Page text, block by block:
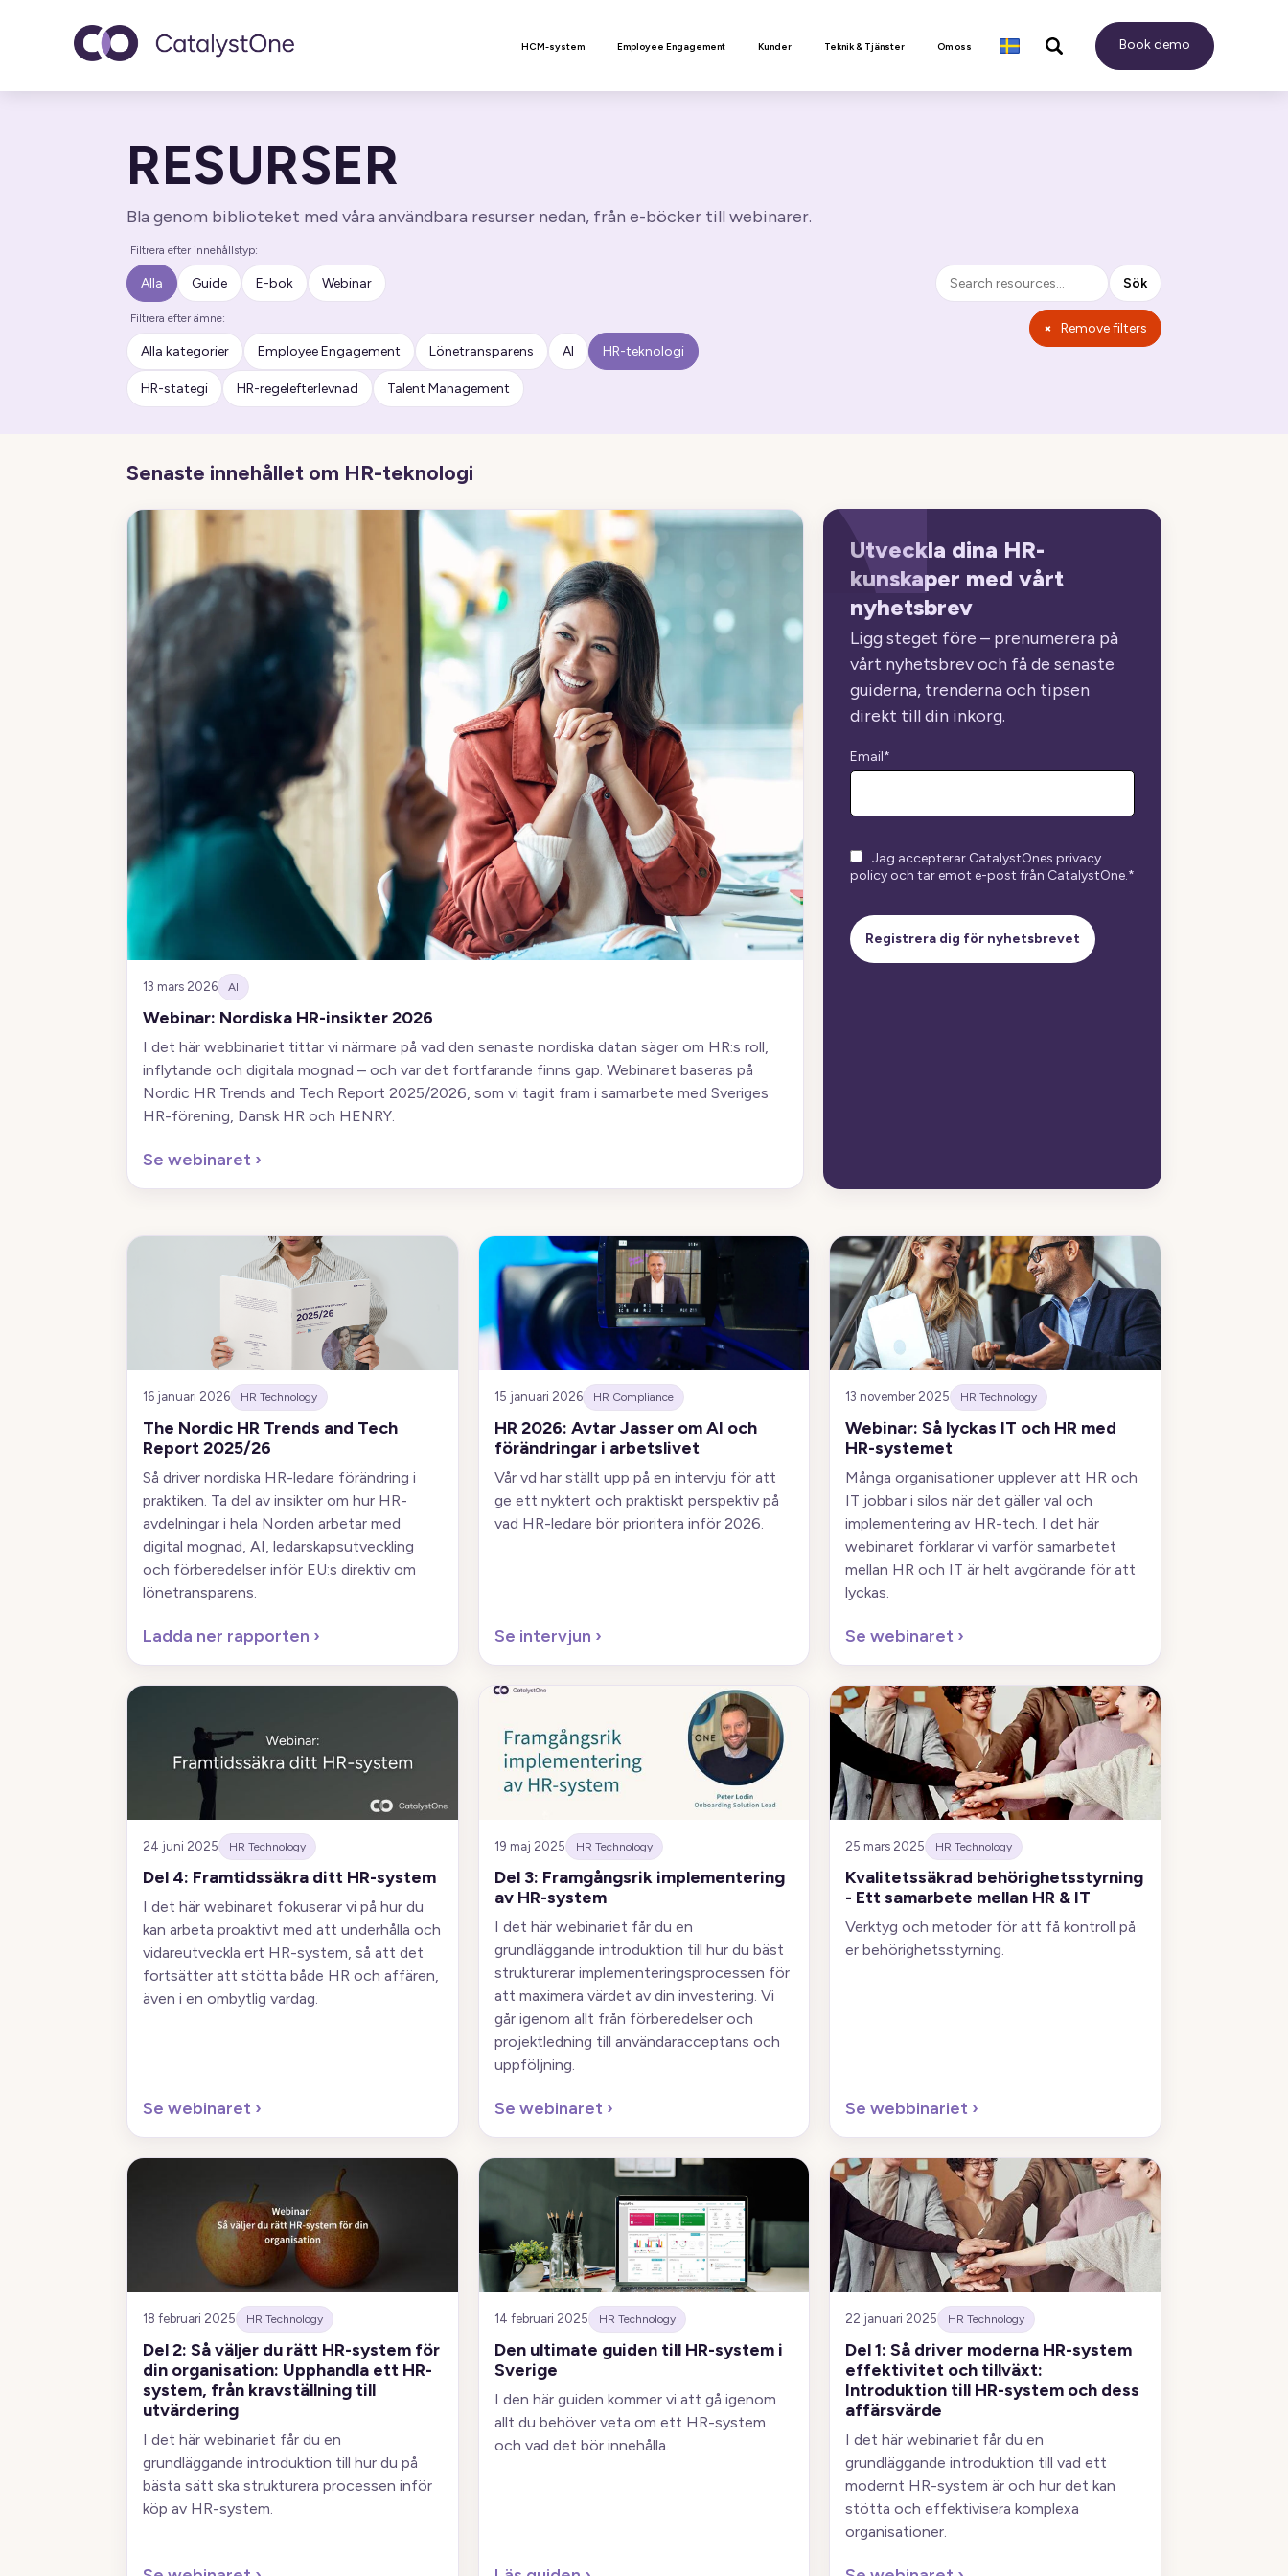
Toggle navigation HCM-system Employee Engagement Kunder Teknik & Tjänster Om oss Book demo
RESURSER
Bla genom biblioteket med våra användbara resurser nedan, från e-böcker till webinarer.
Filtrera efter innehållstyp:
Alla Guide E-bok Webinar
Sök
Sök
Filtrera efter ämne:
Alla kategorier Employee Engagement Lönetransparens AI HR-teknologi
HR-stategi HR-regelefterlevnad Talent Management
× Remove filters
Senaste innehållet om HR-teknologi
13 mars 2026 AI
Webinar: Nordiska HR-insikter 2026
I det här webbinariet tittar vi närmare på vad den senaste nordiska datan säger om HR:s roll,
inflytande och digitala mognad – och var det fortfarande finns gap. Webinaret baseras på
Nordic HR Trends and Tech Report 2025/2026, som vi tagit fram i samarbete med Sveriges
HR-förening, Dansk HR och HENRY.
Se webinaret ›
Utveckla dina HR-
kunskaper med vårt
nyhetsbrev
Ligg steget före – prenumerera på
vårt nyhetsbrev och få de senaste
guiderna, trenderna och tipsen
direkt till din inkorg.
Email*
Jag accepterar CatalystOnes privacy
policy och tar emot e-post från CatalystOne.*
16 januari 2026 HR Technology
The Nordic HR Trends and Tech
Report 2025/26
Så driver nordiska HR-ledare förändring i
praktiken. Ta del av insikter om hur HR-
avdelningar i hela Norden arbetar med
digital mognad, AI, ledarskapsutveckling
och förberedelser inför EU:s direktiv om
lönetransparens.
Ladda ner rapporten ›
15 januari 2026 HR Compliance
HR 2026: Avtar Jasser om AI och
förändringar i arbetslivet
Vår vd har ställt upp på en intervju för att
ge ett nyktert och praktiskt perspektiv på
vad HR-ledare bör prioritera inför 2026.
Se intervjun ›
13 november 2025 HR Technology
Webinar: Så lyckas IT och HR med
HR-systemet
Många organisationer upplever att HR och
IT jobbar i silos när det gäller val och
implementering av HR-tech. I det här
webinaret förklarar vi varför samarbetet
mellan HR och IT är helt avgörande för att
lyckas.
Se webinaret ›
24 juni 2025 HR Technology
Del 4: Framtidssäkra ditt HR-system
I det här webinaret fokuserar vi på hur du
kan arbeta proaktivt med att underhålla och
vidareutveckla ert HR-system, så att det
fortsätter att stötta både HR och affären,
även i en ombytlig vardag.
Se webinaret ›
19 maj 2025 HR Technology
Del 3: Framgångsrik implementering
av HR-system
I det här webinariet får du en
grundläggande introduktion till hur du bäst
strukturerar implementeringsprocessen för
att maximera värdet av din investering. Vi
går igenom allt från förberedelser och
projektledning till användaracceptans och
uppföljning.
Se webinaret ›
25 mars 2025 HR Technology
Kvalitetssäkrad behörighetsstyrning
- Ett samarbete mellan HR & IT
Verktyg och metoder för att få kontroll på
er behörighetsstyrning.
Se webbinariet ›
18 februari 2025 HR Technology
Del 2: Så väljer du rätt HR-system för
din organisation: Upphandla ett HR-
system, från kravställning till
utvärdering
I det här webinariet får du en
grundläggande introduktion till hur du på
bästa sätt ska strukturera processen inför
köp av HR-system.
14 februari 2025 HR Technology
Den ultimate guiden till HR-system i
Sverige
I den här guiden kommer vi att gå igenom
allt du behöver veta om ett HR-system
och vad det bör innehålla.
22 januari 2025 HR Technology
Del 1: Så driver moderna HR-system
effektivitet och tillväxt:
Introduktion till HR-system och dess
affärsvärde
I det här webinariet får du en
grundläggande introduktion till vad ett
modernt HR-system är och hur det kan
stötta och effektivisera komplexa
organisationer.